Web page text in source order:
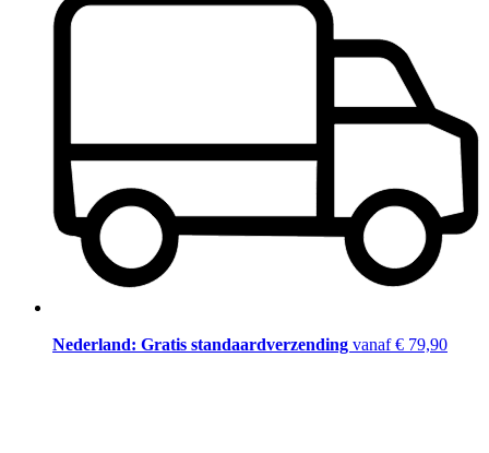
Nederland: Gratis standaardverzending vanaf € 79,90